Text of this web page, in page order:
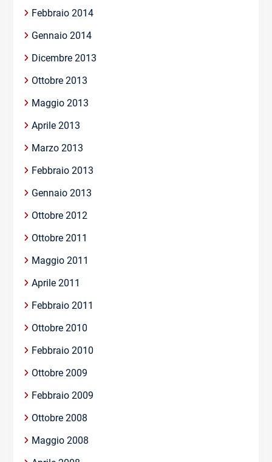
Febbraio 2014
Gennaio 2014
Dicembre 2013
Ottobre 2013
Maggio 2013
Aprile 2013
Marzo 2013
Febbraio 2013
Gennaio 2013
Ottobre 2012
Ottobre 2011
Maggio 2011
Aprile 2011
Febbraio 2011
Ottobre 2010
Febbraio 2010
Ottobre 2009
Febbraio 2009
Ottobre 2008
Maggio 2008